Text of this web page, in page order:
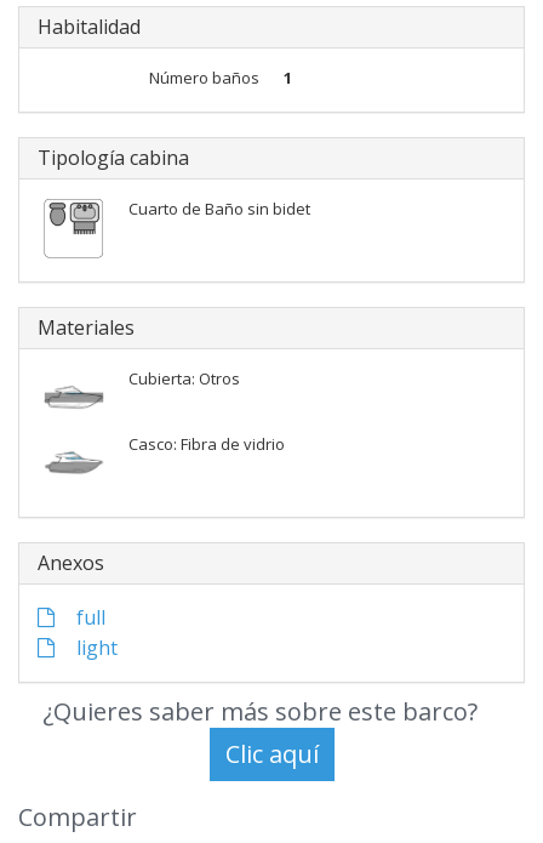
Habitalidad
Número baños 1
Tipología cabina
Cuarto de Baño sin bidet
Materiales
Cubierta: Otros
Casco: Fibra de vidrio
Anexos
full
light
¿Quieres saber más sobre este barco?
Compartir